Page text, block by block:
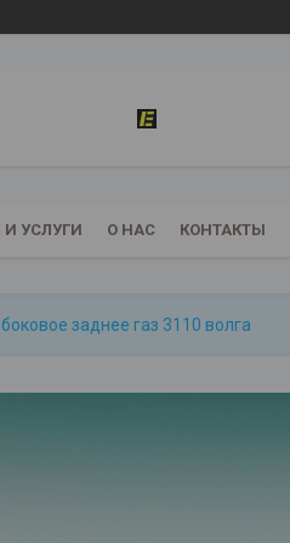
УСЛУГИ О НАС КОНТАКТЫ
заднее газ 3110 волга